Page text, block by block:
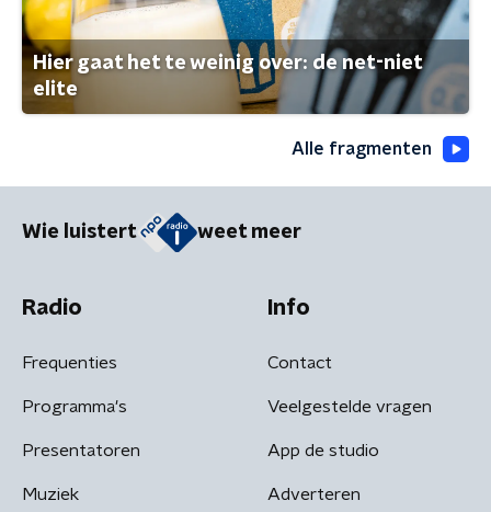
Hier gaat het te weinig over: de net-niet
elite
Alle fragmenten
Wie luistert weet meer
Radio
Frequenties
Programma's
Presentatoren
Muziek
Info
Contact
Veelgestelde vragen
App de studio
Adverteren